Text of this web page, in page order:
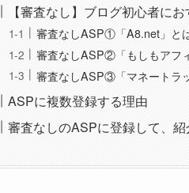
【審査なし】ブログ初心者に
審査なしASP①「A8.net」と
審査なしASP②「もしもアフ
審査なしASP③「マネートラ
ASPに複数登録する理由
審査なしのASPに登録して、